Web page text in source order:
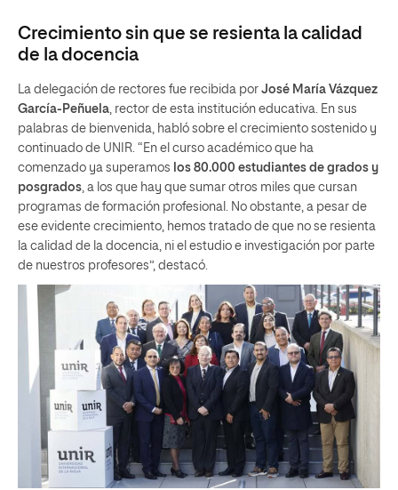
Crecimiento sin que se resienta la calidad
de la docencia
La delegación de rectores fue recibida por José María Vázquez
García-Peñuela , rector de esta institución educativa. En sus
palabras de bienvenida, habló sobre el crecimiento sostenido y
continuado de UNIR. “En el curso académico que ha
comenzado ya superamos los 80.000 estudiantes de grados y
posgrados , a los que hay que sumar otros miles que cursan
programas de formación profesional. No obstante, a pesar de
ese evidente crecimiento, hemos tratado de que no se resienta
la calidad de la docencia, ni el estudio e investigación por parte
de nuestros profesores”, destacó.